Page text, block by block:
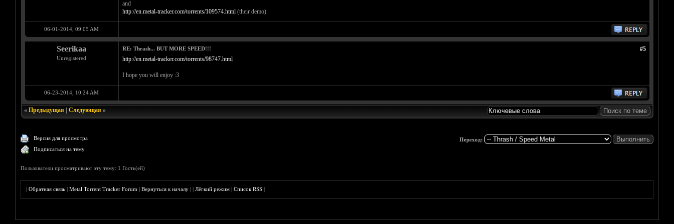
and
http://en.metal-tracker.com/torrents/109574.html(their demo)
06-01-2014, 09:05 AM
Seerikaa
Unregistered
#5
RE: Thrash... BUT MORE SPEED!!!
http://en.metal-tracker.com/torrents/98747.html
I hope you will enjoy :3
06-23-2014, 10:24 AM
« Предыдущая| Следующая»
Версия для просмотра
Подписаться на тему
Переход:
Пользователи просматривают эту тему: 1 Гость(ей)
|Обратная связь |Metal Torrent Tracker Forum |Вернуться к началу ||Лёгкий режим |Список RSS |